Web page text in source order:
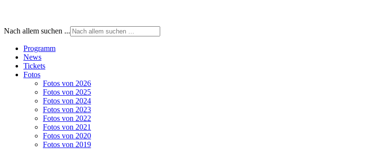
Nach allem suchen ...
Programm
News
Tickets
Fotos
Fotos von 2026
Fotos von 2025
Fotos von 2024
Fotos von 2023
Fotos von 2022
Fotos von 2021
Fotos von 2020
Fotos von 2019